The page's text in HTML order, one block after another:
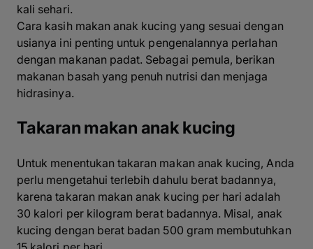
kali sehari.
Cara kasih makan anak kucing yang sesuai dengan
usianya ini penting untuk pengenalannya perlahan
dengan makanan padat. Sebagai pemula, berikan
makanan basah yang penuh nutrisi dan menjaga
hidrasinya.
Takaran makan anak kucing
Untuk menentukan takaran makan anak kucing, Anda
perlu mengetahui terlebih dahulu berat badannya,
karena takaran makan anak kucing per hari adalah
30 kalori per kilogram berat badannya. Misal, anak
kucing dengan berat badan 500 gram membutuhkan